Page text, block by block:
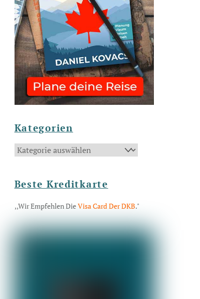
Kategorien
Kategorien
Beste Kreditkarte
,,Wir Empfehlen DieVisa Card Der DKB."